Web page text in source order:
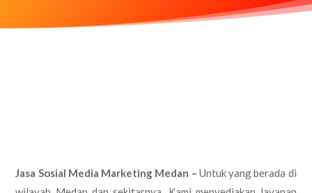
Jasa Sosial Media Marketing Medan – Untuk yang berada di